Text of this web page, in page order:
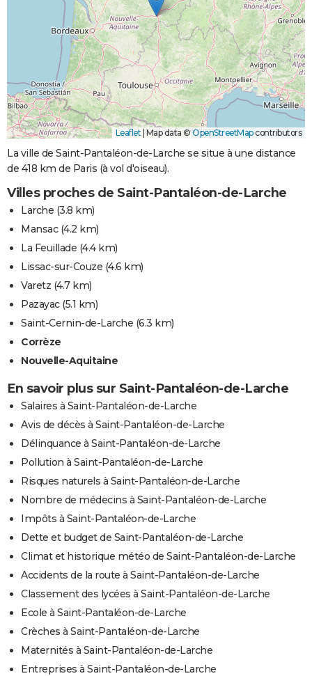
Leaflet Map data ©OpenStreetMapcontributors
La ville de Saint-Pantaléon-de-Larche se situe à une distance
de 418 km de Paris (à vol d'oiseau).
Villes proches de Saint-Pantaléon-de-Larche
Larche (3.8 km)
Mansac(4.2 km)
La Feuillade (4.4 km)
Lissac-sur-Couze (4.6 km)
Varetz (4.7 km)
Pazayac(5.1 km)
Saint-Cernin-de-Larche (6.3 km)
Corrèze
Nouvelle-Aquitaine
En savoir plus sur Saint-Pantaléon-de-Larche
Salaires à Saint-Pantaléon-de-Larche
Avis de décès à Saint-Pantaléon-de-Larche
Délinquance à Saint-Pantaléon-de-Larche
Pollution à Saint-Pantaléon-de-Larche
Risques naturels à Saint-Pantaléon-de-Larche
Nombre de médecins à Saint-Pantaléon-de-Larche
Impôts à Saint-Pantaléon-de-Larche
Dette et budget de Saint-Pantaléon-de-Larche
Climat et historique météo de Saint-Pantaléon-de-Larche
Accidents de la route à Saint-Pantaléon-de-Larche
Classement des lycées à Saint-Pantaléon-de-Larche
Ecole à Saint-Pantaléon-de-Larche
Crèches à Saint-Pantaléon-de-Larche
Maternités à Saint-Pantaléon-de-Larche
Entreprises à Saint-Pantaléon-de-Larche